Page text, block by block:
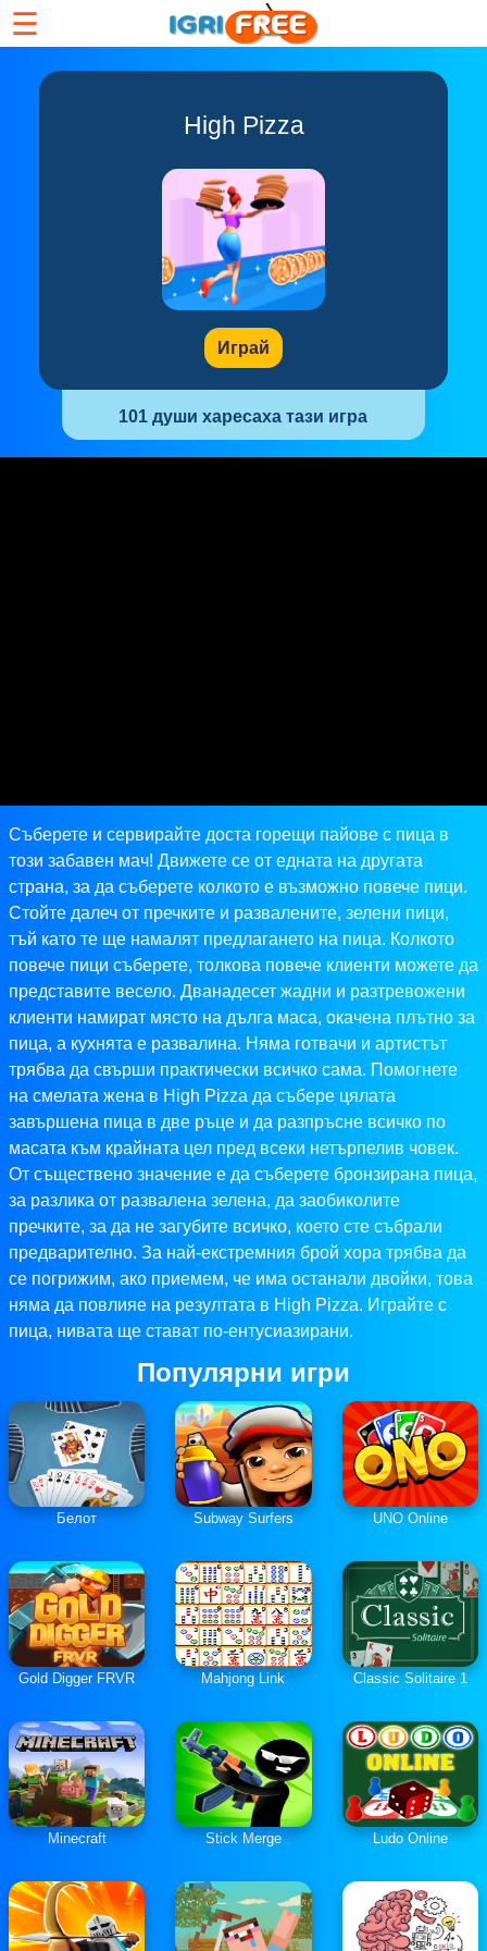
☰
High Pizza
Играй
101 души харесаха тази игра
Съберете и сервирайте доста горещи пайове с пица в
този забавен мач! Движете се от едната на другата
страна, за да съберете колкото е възможно повече пици.
Стойте далеч от пречките и развалените, зелени пици,
тъй като те ще намалят предлагането на пица. Колкото
повече пици съберете, толкова повече клиенти можете да
представите весело. Дванадесет жадни и разтревожени
клиенти намират място на дълга маса, окачена плътно за
пица, а кухнята е развалина. Няма готвачи и артистът
трябва да свърши практически всичко сама. Помогнете
на смелата жена в High Pizza да събере цялата
завършена пица в две ръце и да разпръсне всичко по
масата към крайната цел пред всеки нетърпелив човек.
От съществено значение е да съберете бронзирана пица,
за разлика от развалена зелена, да заобиколите
пречките, за да не загубите всичко, което сте събрали
предварително. За най-екстремния брой хора трябва да
се погрижим, ако приемем, че има останали двойки, това
няма да повлияе на резултата в High Pizza. Играйте с
пица, нивата ще стават по-ентусиазирани.
Популярни игри
Белот Subway Surfers UNO Online
Gold Digger FRVR Mahjong Link Classic Solitaire 1
Minecraft Stick Merge Ludo Online